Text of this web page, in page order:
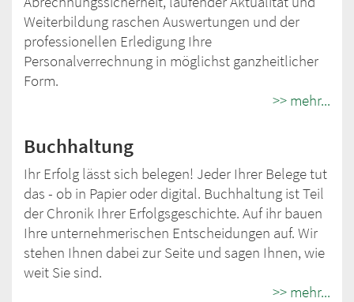
Weiterbildung raschen Auswertungen und der
professionellen Erledigung Ihre
Personalverrechnung in möglichst ganzheitlicher
Form.
>> mehr...
Buchhaltung
Ihr Erfolg lässt sich belegen! Jeder Ihrer Belege tut
das - ob in Papier oder digital. Buchhaltung ist Teil
der Chronik Ihrer Erfolgsgeschichte. Auf ihr bauen
Ihre unternehmerischen Entscheidungen auf. Wir
stehen Ihnen dabei zur Seite und sagen Ihnen, wie
weit Sie sind.
>> mehr...